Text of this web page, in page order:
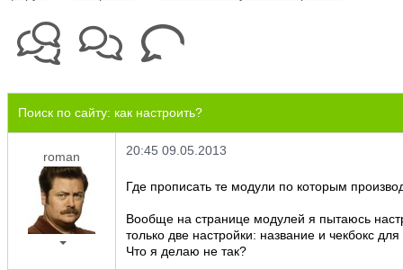
Поиск по сайту: как настроить?
roman 20:45 09.05.2013
Где прописать те модули по которым
Вообще на странице модулей я пытаюсь
только две настройки: название и чекбокс
Что я делаю не так?